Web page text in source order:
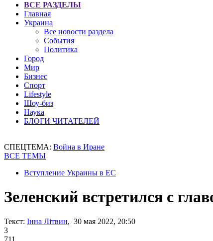
ВСЕ РАЗДЕЛЫ
Главная
Украина
Все новости раздела
События
Политика
Город
Мир
Бизнес
Спорт
Lifestyle
Шоу-биз
Наука
БЛОГИ ЧИТАТЕЛЕЙ
СПЕЦТЕМА: Война в Иране
ВСЕ ТЕМЫ
Вступление Украины в ЕС
Зеленский встретился с
Текст: Інна Літвин, 30 мая 2022, 20:50
3
711